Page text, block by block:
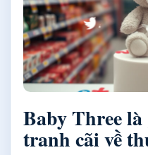
Baby Three
tranh cãi về